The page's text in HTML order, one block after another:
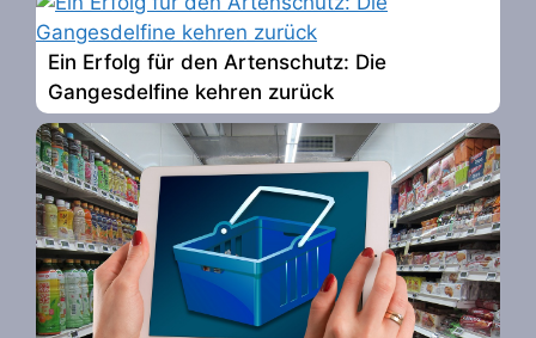
Ein Erfolg für den Artenschutz: Die
Gangesdelfine kehren zurück